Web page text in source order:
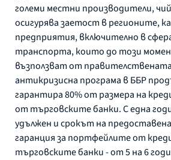
големи местни производители,
осигурява заетост в регионите,
предприятия, включително в
транспорта, които до този
възползват от
антикризисна програма в ББР
гарантира 80% от размера на
от търговските банки. С една
удължен и срокът на
гаранция за портфейлите от
търговските банки - от 5 на 6